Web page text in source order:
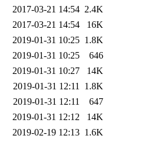
2017-03-21 14:54 2.4K
2017-03-21 14:54
16K
2019-01-31 10:25 1.8K
2019-01-31 10:25
646
2019-01-31 10:27
14K
2019-01-31 12:11 1.8K
2019-01-31 12:11
647
2019-01-31 12:12
14K
2019-02-19 12:13 1.6K